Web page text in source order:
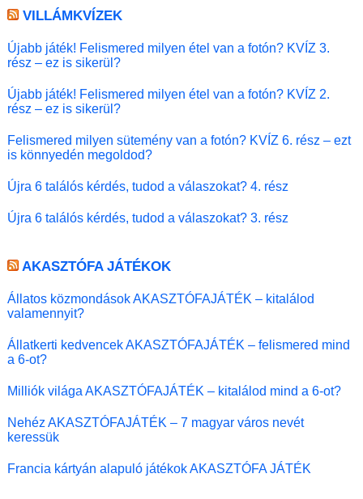
VILLÁMKVÍZEK
Újabb játék! Felismered milyen étel van a fotón? KVÍZ 3.
rész – ez is sikerül?
Újabb játék! Felismered milyen étel van a fotón? KVÍZ 2.
rész – ez is sikerül?
Felismered milyen sütemény van a fotón? KVÍZ 6. rész – ezt
is könnyedén megoldod?
Újra 6 találós kérdés, tudod a válaszokat? 4. rész
Újra 6 találós kérdés, tudod a válaszokat? 3. rész
AKASZTÓFA JÁTÉKOK
Állatos közmondások AKASZTÓFAJÁTÉK – kitalálod
valamennyit?
Állatkerti kedvencek AKASZTÓFAJÁTÉK – felismered mind
a 6-ot?
Milliók világa AKASZTÓFAJÁTÉK – kitalálod mind a 6-ot?
Nehéz AKASZTÓFAJÁTÉK – 7 magyar város nevét
keressük
Francia kártyán alapuló játékok AKASZTÓFA JÁTÉK